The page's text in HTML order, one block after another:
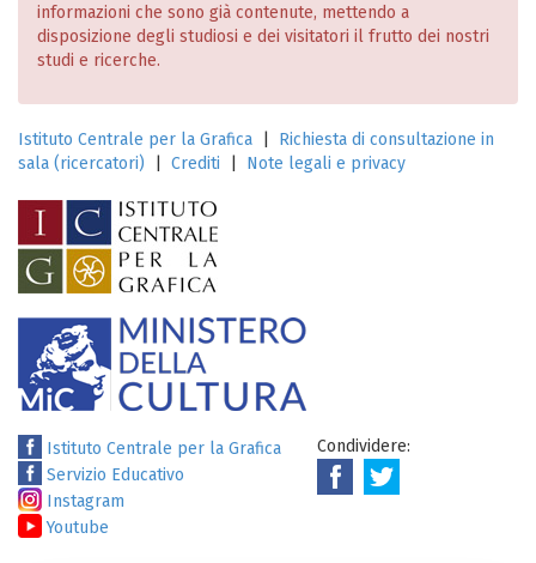
informazioni che sono già contenute, mettendo a
disposizione degli studiosi e dei visitatori il frutto dei nostri
studi e ricerche.
Istituto Centrale per la Grafica
Richiesta di consultazione in
sala (ricercatori)
Crediti Note legali e privacy
Istituto Centrale per la Grafica
Servizio Educativo
Instagram
Youtube
Condividere: